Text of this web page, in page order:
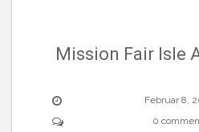
Mission Fair Isle
Februar 8,
0